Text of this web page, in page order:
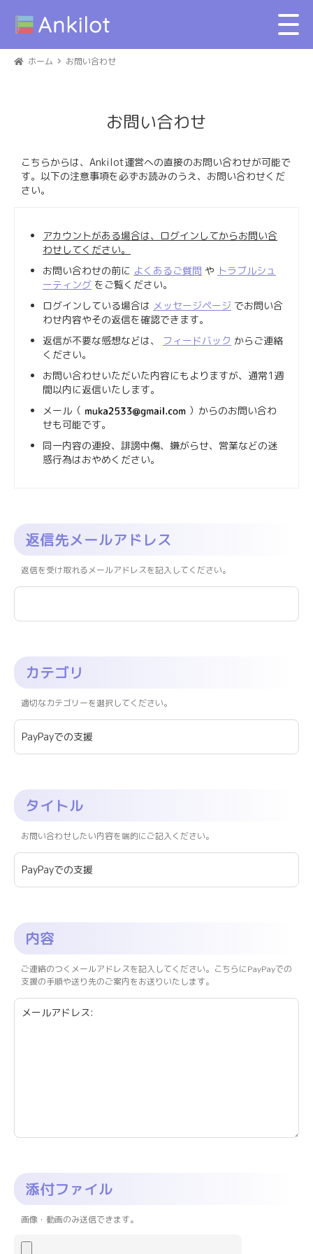
ホーム お問い合わせ
お問い合わせ
こちらからは、Ankilot運営への直接のお問い合わせが可能で
す。以下の注意事項を必ずお読みのうえ、お問い合わせくだ
さい。
アカウントがある場合は、ログインしてからお問い合
わせしてください。
お問い合わせの前に よくあるご質問 や トラブルシュ
ーティング をご覧ください。
ログインしている場合は メッセージページ でお問い合
わせ内容やその返信を確認できます。
返信が不要な感想などは、
フィードバック からご連絡
ください。
お問い合わせいただいた内容にもよりますが、通常1週
間以内に返信いたします。
メール（
）からのお問い合わ
せも可能です。
同一内容の連投、誹謗中傷、嫌がらせ、営業などの迷
惑行為はおやめください。
返信先メールアドレス
返信を受け取れるメールアドレスを記入してください。
カテゴリ
適切なカテゴリーを選択してください。
タイトル
お問い合わせしたい内容を端的にご記入ください。
内容
ご連絡のつくメールアドレスを記入してください。こちらにPayPayでの
支援の手順や送り先のご案内をお送りいたします。
添付ファイル
画像・動画のみ送信できます。